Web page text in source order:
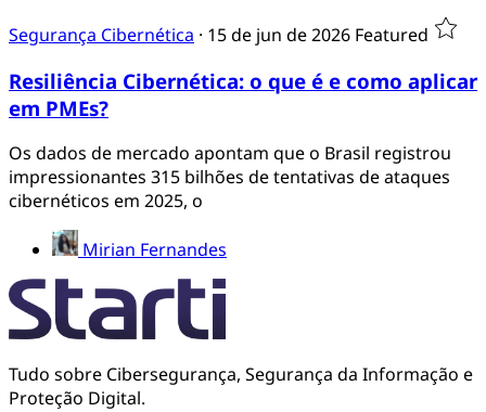
Segurança Cibernética · 15 de jun de 2026 Featured
Resiliência Cibernética: o que é e como aplicar
em PMEs?
Os dados de mercado apontam que o Brasil registrou
impressionantes 315 bilhões de tentativas de ataques
cibernéticos em 2025, o
Mirian Fernandes
Tudo sobre Cibersegurança, Segurança da Informação e
Proteção Digital.